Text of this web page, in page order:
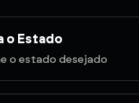
o Estado
o estado desejado